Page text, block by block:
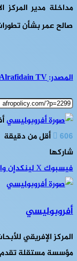
مداخلة مدير المركز
صالح عمر بشأن
المصدر: ِAlrafidain TV
606
أقل من دقيقة
شاركها
فيسبوك‫Xلينكدإن
أفروبوليسي
المركز الإفريقي
مؤسسة مستقلة تقدم